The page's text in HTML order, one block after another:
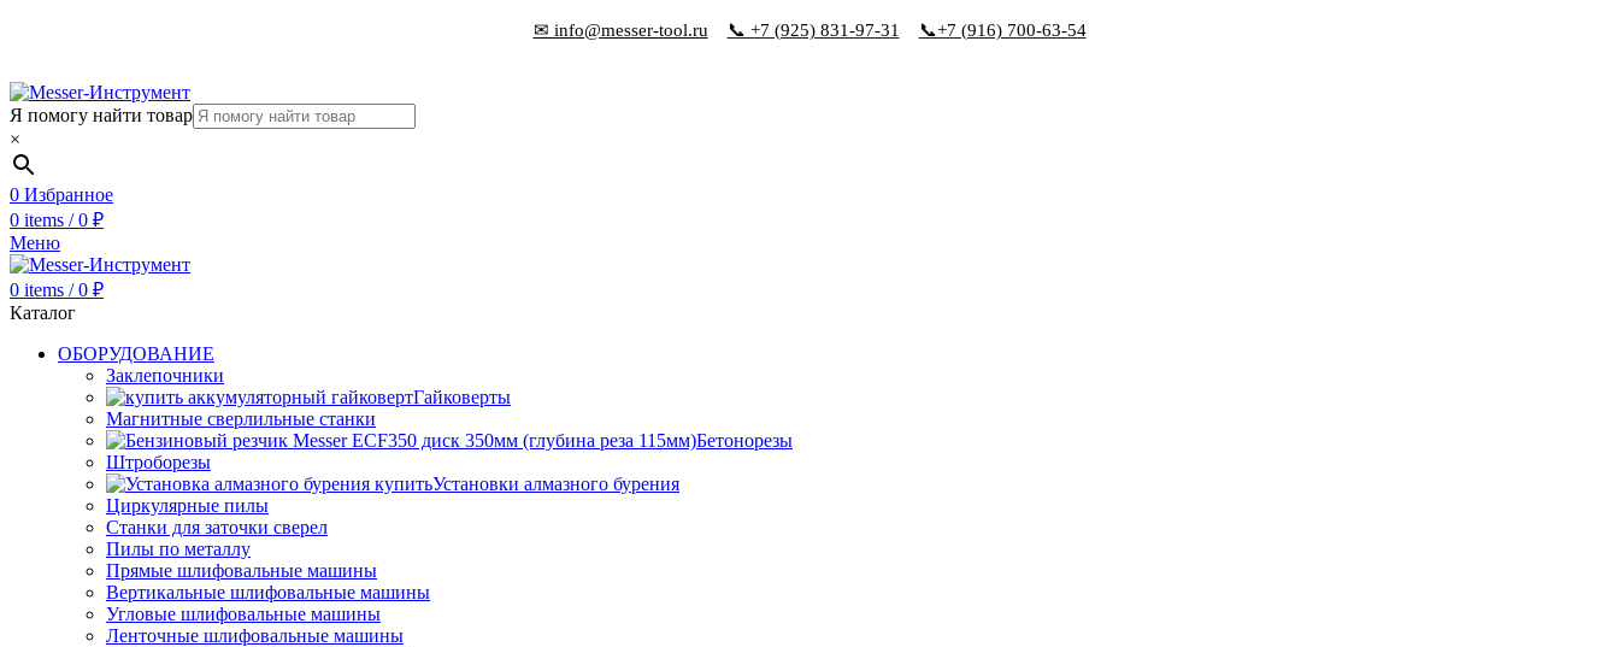
✉ info@messer-tool.ru 📞 +7 (925) 831-97-31 📞+7 (916) 700-63-54
Я помогу найти товар
×
0 Избранное
0 items / 0 ₽
Меню
0 items / 0 ₽
Каталог
ОБОРУДОВАНИЕ
Заклепочники
Гайковерты
Магнитные сверлильные станки
Бетонорезы
Штроборезы
Установки алмазного бурения
Циркулярные пилы
Станки для заточки сверел
Пилы по металлу
Прямые шлифовальные машины
Вертикальные шлифовальные машины
Угловые шлифовальные машины
Ленточные шлифовальные машины